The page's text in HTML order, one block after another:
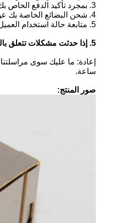
3. بمجرد تأكيد الدفع الخاص بك ، سيبدأ طلبك وينتهي خلال 3-4 أسابيع حسب الكمية الخاصة بك.
4. شحن البضائع الخاصة بك عن طريق DHL / FedEx / UPS ، حسب طلبك.
5. متابعة حالة استخدام العميل بشكل دوري وخدمة ما بعد البيع
5. إذا حدثت مشكلات تتعلق بالجودة ، فماذا أفعل؟
ساعة.
صور المنتج: